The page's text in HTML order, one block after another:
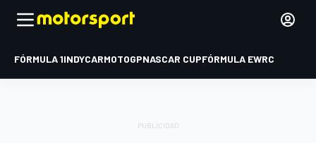
FÓRMULA 1INDYCARMOTOGPNASCAR CUPFÓRMULA EWRC